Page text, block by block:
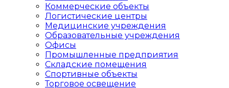
Коммерческие объекты
Логистические центры
Медицинские учреждения
Образовательные учреждения
Офисы
Промышленные предприятия
Складские помещения
Спортивные объекты
Торговое освещение